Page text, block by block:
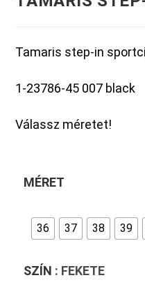
Tamaris step-in
1-23786-45 007 black
Válassz méretet!
MÉRET
36 37 38 39
SZÍN : FEKETE